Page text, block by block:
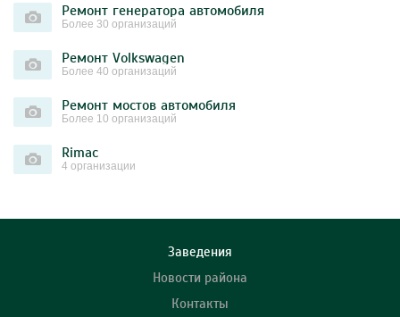
Ремонт генератора автомобиля
Более 30 организаций
Ремонт Volkswagen
Более 40 организаций
Ремонт мостов автомобиля
Более 10 организаций
Rimac
4 организации
Заведения
Новости района
Контакты